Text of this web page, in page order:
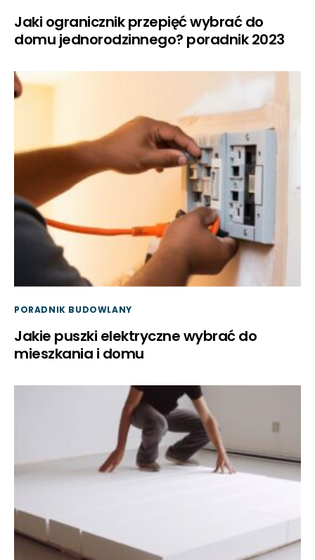
Jaki ogranicznik przepięć wybrać do
domu jednorodzinnego? poradnik 2023
PORADNIK BUDOWLANY
Jakie puszki elektryczne wybrać do
mieszkania i domu